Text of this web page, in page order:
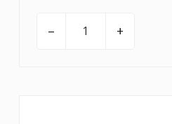
– +